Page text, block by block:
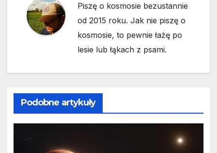
Piszę o kosmosie bezustannie
od 2015 roku. Jak nie piszę o
kosmosie, to pewnie łażę po
lesie lub łąkach z psami.
Podobne artykuły